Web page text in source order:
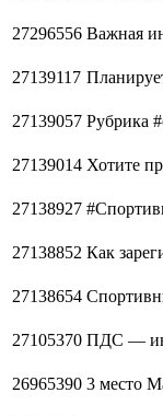
27296556 Важная
27139117
27139057 Рубрика
27139014 Хотите
27138927
27138852 Как
27138654
27105370 ПДС —
26965390 3 место